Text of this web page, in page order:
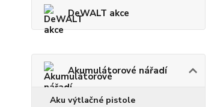
DeWALT akce
Akumulátorové nářadí
Aku výtlačné pistole